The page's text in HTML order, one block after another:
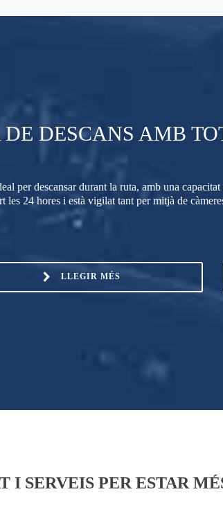
DESCANS AMB
per descansar durant la ruta, amb una capacitat
les 24 hores i està vigilat tant per mitjà de
LLEGIR MÉS
I SERVEIS PER ESTAR